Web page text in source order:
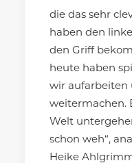
die das sehr
haben den
den Griff
heute haben
wir aufarbeiten
weitermachen.
Welt
schon weh“,
Heike